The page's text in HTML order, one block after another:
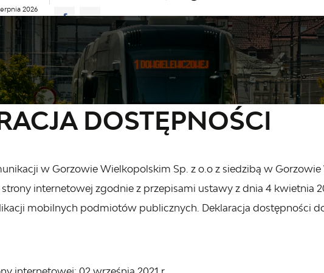
2026
27°CJAZDY AKTUALNOŚCI KOMUNIKATY NASZA OFERTA
dostępności
DOSTĘPNOŚCI
w Gorzowie Wielkopolskim Sp. z o.o z siedzibą w
strony internetowej zgodnie z przepisami ustawy z dnia 4 kwietnia
mobilnych podmiotów publicznych. Deklaracja dostępności